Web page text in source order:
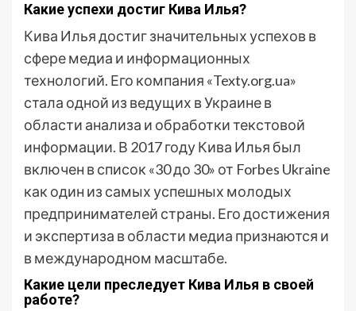
Какие успехи достиг Кива Илья?
Кива Илья достиг значительных успехов в
сфере медиа и информационных
технологий. Его компания «Texty.org.ua»
стала одной из ведущих в Украине в
области анализа и обработки текстовой
информации. В 2017 году Кива Илья был
включен в список «30 до 30» от Forbes Ukraine
как один из самых успешных молодых
предпринимателей страны. Его достижения
и экспертиза в области медиа признаются и
в международном масштабе.
Какие цели преследует Кива Илья в своей
работе?